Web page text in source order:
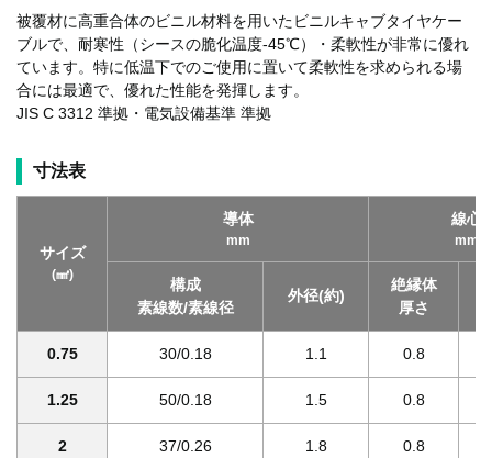
被覆材に高重合体のビニル材料を用いたビニルキャブタイヤケー
ブルで、耐寒性（シースの脆化温度-45℃）・柔軟性が非常に優れ
ています。特に低温下でのご使用に置いて柔軟性を求められる場
合には最適で、優れた性能を発揮します。
JIS C 3312 準拠・電気設備基準 準拠
寸法表
サイズ
(㎟)
導体
mm
線心
mm
構成
素線数/素線径
外径(約)
絶縁体
厚さ
0.75 30/0.18 1.1 0.8
1.25 50/0.18 1.5 0.8
2 37/0.26 1.8 0.8